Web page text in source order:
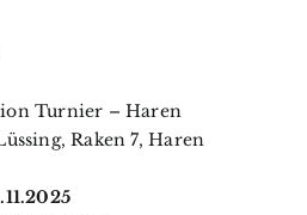
Turnier – Haren
Raken 7, Haren